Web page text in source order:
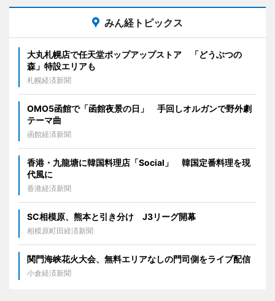
みん経トピックス
大丸札幌店で任天堂ポップアップストア 「どうぶつの
森」特設エリアも
札幌経済新聞
OMO5函館で「函館夜景の日」 手回しオルガンで野外劇
テーマ曲
函館経済新聞
香港・九龍塘に韓国料理店「Social」 韓国定番料理を現
代風に
香港経済新聞
SC相模原、熊本と引き分け J3リーグ開幕
相模原町田経済新聞
関門海峡花火大会、無料エリアなしの門司側をライブ配信
小倉経済新聞